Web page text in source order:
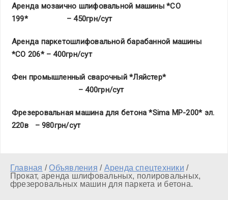
Аренда мозаично шлифовальной машины *СО
199* – 450грн/сут
Аренда паркетошлифовальной барабанной машины
*СО 206* – 400грн/сут
Фен промышленный сварочный *Ляйстер*
– 400грн/сут
Фрезеровальная машина для бетона *Sima MP-200* эл.
220в – 980грн/сут
Главная /Объявления / Аренда спецтехники /
Прокат, аренда шлифовальных, полировальных,
фрезеровальных машин для паркета и бетона.